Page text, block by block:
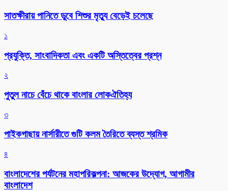
সাতক্ষীরায় পানিতে ডুবে শিশুর মৃত্যু বেড়েই চলেছে
১
প্রযুক্তি, সাংবাদিকতা এবং একটি অস্তিত্বের প্রশ্ন
২
পুতুল নাচে বেঁচে থাকে বাংলার লোকঐতিহ্য
৩
পাইকগাছায় নার্সারীতে গুটি কলম তৈরিতে ব্যস্ত শ্রমিক
৪
বাংলাদেশের পর্যটনের মহাপরিকল্পনা: আজকের উদ্যোগ, আগামীর
বাংলাদেশ